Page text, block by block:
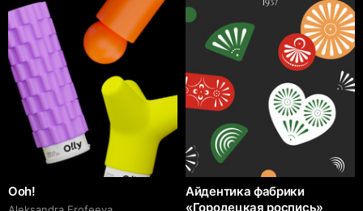
Ooh!
Айдентика фабрики
«Городецкая роспись»